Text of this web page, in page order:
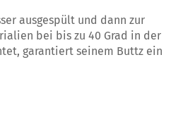
ausgespült und dann zur
bei bis zu 40 Grad in der
garantiert seinem Buttz ein